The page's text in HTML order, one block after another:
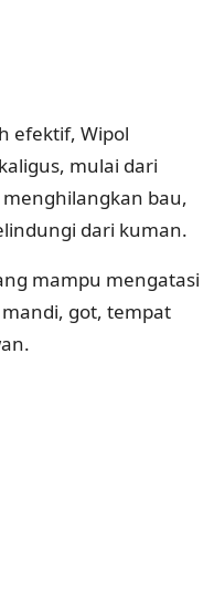
efektif, Wipol
mulai dari
bau,
dari kuman.
mampu mengatasi
got, tempat